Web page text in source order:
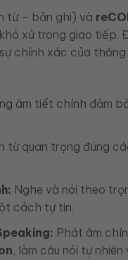
từ – bản ghi) và
xử trong giao
chính xác của
âm tiết chính đảm
từ quan trọng đúng
Nghe và nói theo
cách tự tin.
Phát âm
, làm câu nói tự